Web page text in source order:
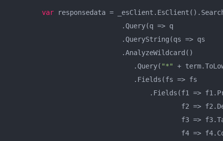
var responsedata =
                            .Query(q => q
                            .QueryString(qs => qs
                            .AnalyzeWildcard()
                               .Query(
"*"
+
                               .Fields(fs => fs
.Fields(f1 =>
f2 =>
f3 =>
f4 =>